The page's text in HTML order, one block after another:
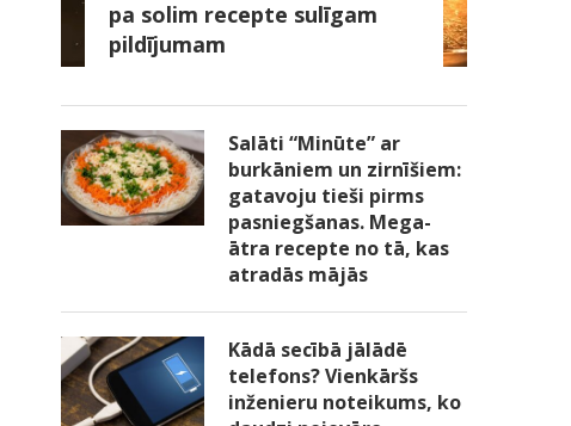
pa solim recepte sulīgam
pildījumam
Salāti “Minūte” ar
burkāniem un zirnīšiem:
gatavoju tieši pirms
pasniegšanas. Mega-
ātra recepte no tā, kas
atradās mājās
Kādā secībā jālādē
telefons? Vienkāršs
inženieru noteikums, ko